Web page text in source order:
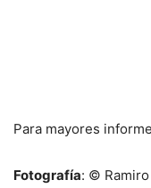
Para mayores
Fotografía: ©